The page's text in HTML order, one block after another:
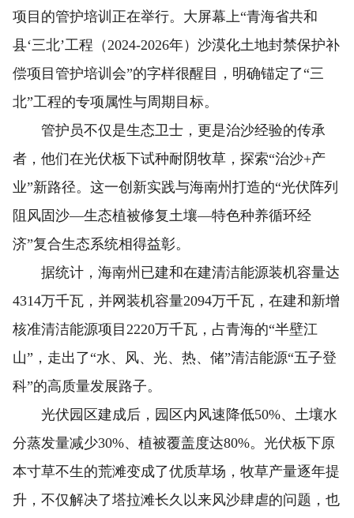
项目的管护培训正在举行。大屏幕上“青海省共和
县‘三北’工程（2024-2026年）沙漠化土地封禁保护补
偿项目管护培训会”的字样很醒目，明确锚定了“三
北”工程的专项属性与周期目标。
管护员不仅是生态卫士，更是治沙经验的传承
者，他们在光伏板下试种耐阴牧草，探索“治沙+产
业”新路径。这一创新实践与海南州打造的“光伏阵列
阻风固沙—生态植被修复土壤—特色种养循环经
济”复合生态系统相得益彰。
据统计，海南州已建和在建清洁能源装机容量达
4314万千瓦，并网装机容量2094万千瓦，在建和新增
核准清洁能源项目2220万千瓦，占青海的“半壁江
山”，走出了“水、风、光、热、储”清洁能源“五子登
科”的高质量发展路子。
光伏园区建成后，园区内风速降低50%、土壤水
分蒸发量减少30%、植被覆盖度达80%。光伏板下原
本寸草不生的荒滩变成了优质草场，牧草产量逐年提
升，不仅解决了塔拉滩长久以来风沙肆虐的问题，也